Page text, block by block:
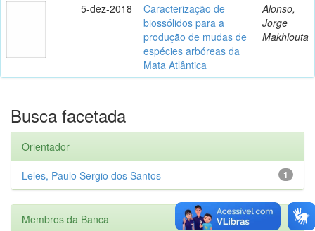
5-dez-2018
Caracterização de
biossólidos para a
produção de mudas de
espécies arbóreas da
Mata Atlântica
Alonso,
Jorge
Makhlouta
Busca facetada
Orientador
1
Leles, Paulo Sergio dos Santos
Membros da Banca